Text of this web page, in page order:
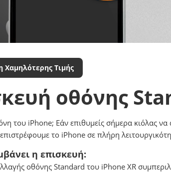
Χαμηλότερης Τιμής
οθόνης
του iPhone; Εάν επιθυμείς σήμερα κιόλας να
το iPhone σε πλήρη
η επισκευή:
οθόνης Standard του iPhone XR